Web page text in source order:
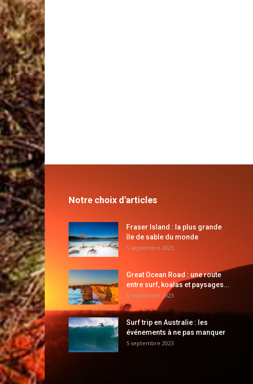
Notre choix d'articles
Fraser Island : la plus grande
île de sable du monde
5 septembre 2023
Great Ocean Road : une route
entre surf, koalas et paysages...
5 septembre 2023
Surf trip en Australie : les
événements à ne pas manquer
5 septembre 2023